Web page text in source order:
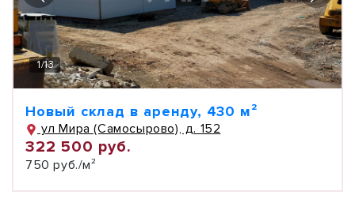
1/13
Новый склад в аренду, 430 м²
ул Мира (Самосырово), д. 152
322 500 руб.
750 руб./м²